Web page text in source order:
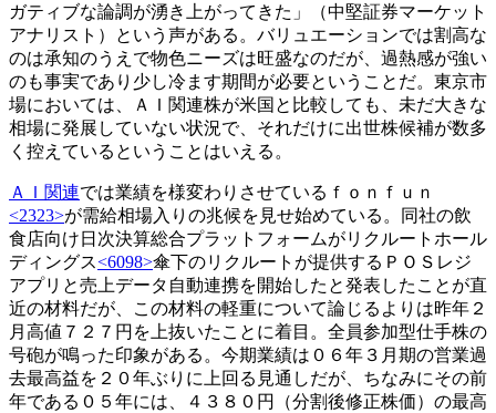
ガティブな論調が湧き上がってきた」（中堅証券マーケット
アナリスト）という声がある。バリュエーションでは割高な
のは承知のうえで物色ニーズは旺盛なのだが、過熱感が強い
のも事実であり少し冷ます期間が必要ということだ。東京市
場においては、ＡＩ関連株が米国と比較しても、未だ大きな
相場に発展していない状況で、それだけに出世株候補が数多
く控えているということはいえる。
ＡＩ関連では業績を様変わりさせているｆｏｎｆｕｎ
<2323>が需給相場入りの兆候を見せ始めている。同社の飲
食店向け日次決算総合プラットフォームがリクルートホール
ディングス<6098>傘下のリクルートが提供するＰＯＳレジ
アプリと売上データ自動連携を開始したと発表したことが直
近の材料だが、この材料の軽重について論じるよりは昨年２
月高値７２７円を上抜いたことに着目。全員参加型仕手株の
号砲が鳴った印象がある。今期業績は０６年３月期の営業過
去最高益を２０年ぶりに上回る見通しだが、ちなみにその前
年である０５年には、４３８０円（分割後修正株価）の最高